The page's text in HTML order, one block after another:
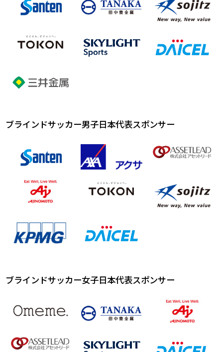
ブラインドサッカー男子日本代表スポンサー
ブラインドサッカー女子日本代表スポンサー